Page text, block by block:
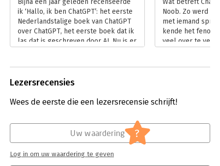
ik ‘Hallo, ik ben ChatGPT’: het eerste
Nederlandstalige boek van ChatGPT
over ChatGPT, het eerste boek dat ik
las dat is geschreven door AI. Nu is er
Lees verder
Noob. Zo werd ik
met iemand
kende het
veel over te
Lezersrecensies
Wees de eerste die een lezersrecensie schrijft!
Uw waardering ?
Log in om uw waardering te geven